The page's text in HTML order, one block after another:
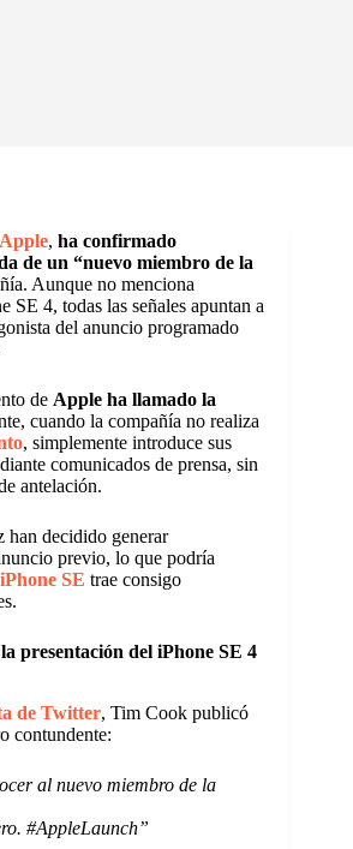
Apple, ha confirmado
de un “nuevo miembro de la
Aunque no menciona
SE 4, todas las señales apuntan a
del anuncio programado
de Apple ha llamado la
cuando la compañía no realiza
, simplemente introduce sus
comunicados de prensa, sin
antelación.
han decidido generar
previo, lo que podría
SE trae consigo
presentación del iPhone SE 4
de Twitter, Tim Cook publicó
contundente:
al nuevo miembro de la
#AppleLaunch”